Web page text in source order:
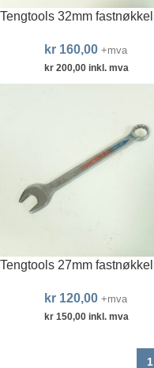
Tengtools 32mm fastnøkkel
kr 160,00 +mva
kr 200,00 inkl. mva
Tengtools 27mm fastnøkkel
kr 120,00 +mva
kr 150,00 inkl. mva
1